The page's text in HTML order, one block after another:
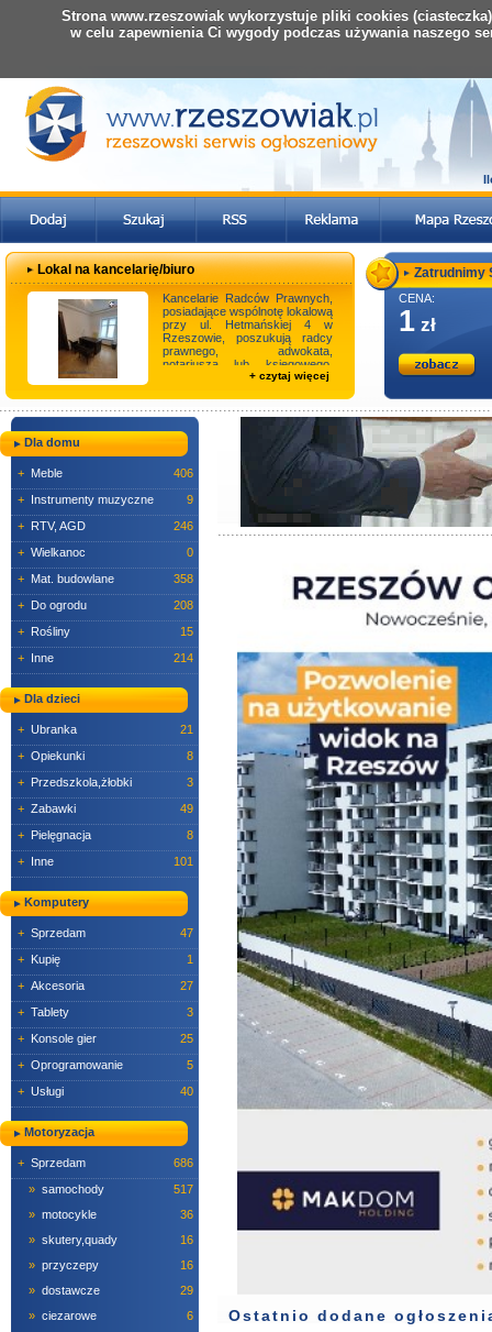
Lokal na kancelarię/biuro
Kancelarie Radców Prawnych,
posiadające wspólnotę lokalową
przy ul. Hetmańskiej 4 w
Rzeszowie, poszukują radcy
prawnego, adwokata,
notariusza lub księgowego,
który byłby zaintereso ...+ czytaj więcej
Zatrudnimy
CENA:
1 zł
Dla domu
+ Meble
406
+ Instrumenty muzyczne
9
+ RTV, AGD
246
+ Wielkanoc
0
+ Mat. budowlane
358
+ Do ogrodu
208
+ Rośliny
15
+ Inne 214
Dla dzieci
+ Ubranka
21
+ Opiekunki
8
+ Przedszkola,żłobki
3
+ Zabawki
49
+ Pielęgnacja
8
+ Inne 101
Komputery
+ Sprzedam
47
+ Kupię
1
+ Akcesoria
27
+ Tablety
3
+ Konsole gier
25
+ Oprogramowanie
5
+ Usługi 40
Motoryzacja
+ Sprzedam
686
» samochody
517
» motocykle
36
» skutery,quady
16
» przyczepy
16
» dostawcze
29
» ciezarowe
6
Ostatnio dodane
Strona www.rzeszowiak wykorzystuje pliki cookies
w celu zapewnienia Ci wygody podczas używania naszego